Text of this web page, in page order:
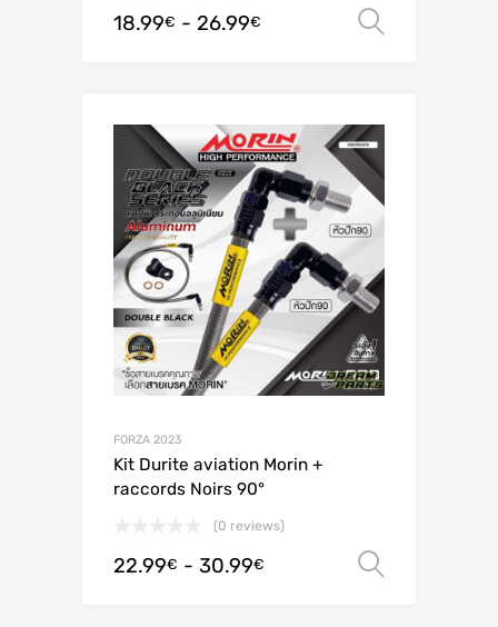
18.99€ - 26.99€
FORZA 2023
Kit Durite aviation Morin +
raccords Noirs 90°
(0 reviews)
22.99€ - 30.99€